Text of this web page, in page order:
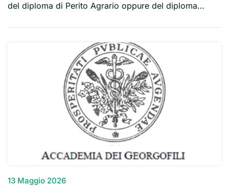
del diploma di Perito Agrario oppure del diploma…
13 Maggio 2026